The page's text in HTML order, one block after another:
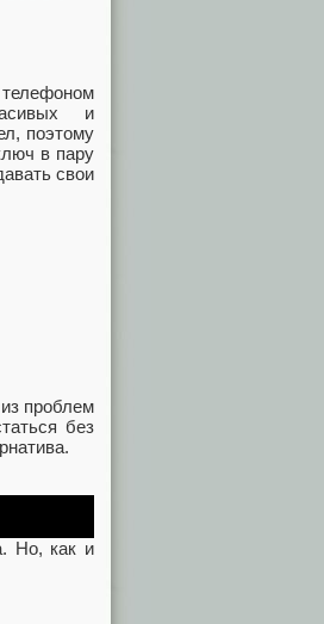
и
поэтому
в пару
свои
проблем
без
Но, как и